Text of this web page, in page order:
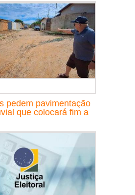
pedem pavimentação
que colocará fim a